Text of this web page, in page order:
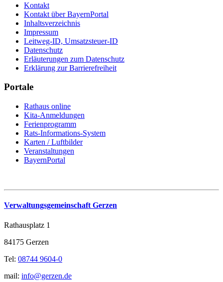
Kontakt
Kontakt über BayernPortal
Inhaltsverzeichnis
Impressum
Leitweg-ID, Umsatzsteuer-ID
Datenschutz
Erläuterungen zum Datenschutz
Erklärung zur Barrierefreiheit
Portale
Rathaus online
Kita-Anmeldungen
Ferienprogramm
Rats-Informations-System
Karten / Luftbilder
Veranstaltungen
BayernPortal
Verwaltungsgemeinschaft Gerzen
Rathausplatz 1
84175 Gerzen
Tel: 08744 9604-0
mail: info@gerzen.de